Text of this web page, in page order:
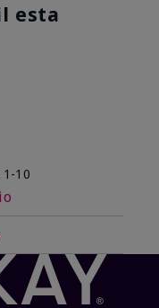
esta
1-10